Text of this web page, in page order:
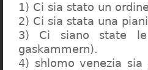
1) Ci sia stato un
2) Ci sia stata una
3) Ci siano state le
gaskammern).
4) shlomo venezia